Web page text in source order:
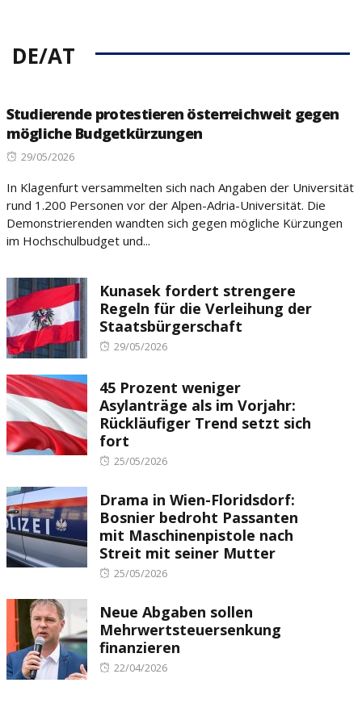
DE/AT
Studierende protestieren österreichweit gegen
mögliche Budgetkürzungen
Posted
29/05/2026
In Klagenfurt versammelten sich nach Angaben der Universität
rund 1.200 Personen vor der Alpen-Adria-Universität. Die
Demonstrierenden wandten sich gegen mögliche Kürzungen
im Hochschulbudget und...
Kunasek fordert strengere
Regeln für die Verleihung der
Staatsbürgerschaft
Posted
29/05/2026
45 Prozent weniger
Asylanträge als im Vorjahr:
Rückläufiger Trend setzt sich
fort
Posted
25/05/2026
Drama in Wien-Floridsdorf:
Bosnier bedroht Passanten
mit Maschinenpistole nach
Streit mit seiner Mutter
Posted
25/05/2026
Neue Abgaben sollen
Mehrwertsteuersenkung
finanzieren
Posted
22/04/2026